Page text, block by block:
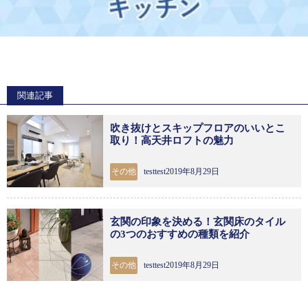
関連記事
吹き抜けとスキップフロアのいいとこ
取り！高天井ロフトの魅力
その他 testtest2019年8月29日
玄関の印象を決める！玄関床のタイル
の3つのおすすめの種類を紹介
その他 testtest2019年8月29日